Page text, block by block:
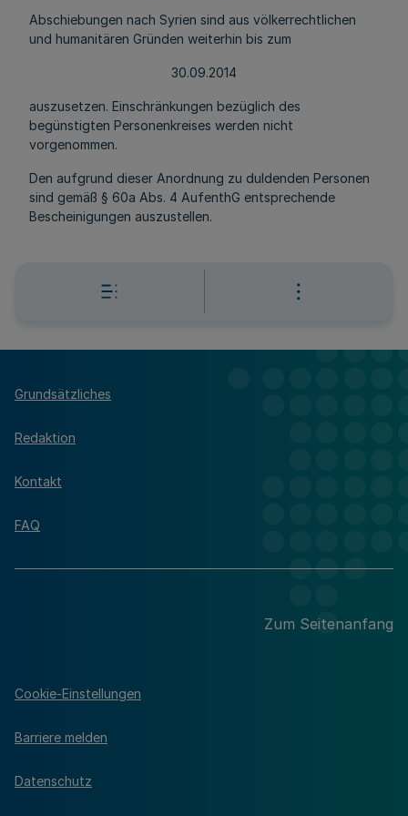
Abschiebungen nach Syrien sind aus völkerrechtlichen
und humanitären Gründen weiterhin bis zum
30.09.2014
auszusetzen. Einschränkungen bezüglich des
begünstigten Personenkreises werden nicht
vorgenommen.
Den aufgrund dieser Anordnung zu duldenden Personen
sind gemäß § 60a Abs. 4 AufenthG entsprechende
Bescheinigungen auszustellen.
Grundsätzliches
Redaktion
Kontakt
FAQ
Zum Seitenanfang
Cookie-Einstellungen
Barriere melden
Datenschutz